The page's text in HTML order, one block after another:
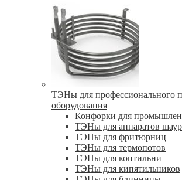
ТЭНы для профессионального
оборудования
Конфорки для
ТЭНы для аппаратов
ТЭНы для фритюрниц
ТЭНы для термопотов
ТЭНы для коптильни
ТЭНы для кипятильников